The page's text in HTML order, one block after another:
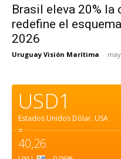
Brasil eleva 20% la
redefine el
2026
Uruguay Visión Marítima -
USD1
Estados Unidos Dólar. USA
=
40,26